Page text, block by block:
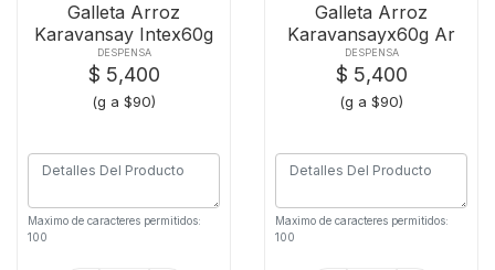
Galleta Arroz
Karavansay Intex60g
Linaza
DESPENSA
$ 5,400
(g a $90)
Maximo de caracteres permitidos:
100
Galleta Arroz
Karavansayx60g Ar
Inte Chia
DESPENSA
$ 5,400
(g a $90)
Maximo de caracteres permitidos:
100